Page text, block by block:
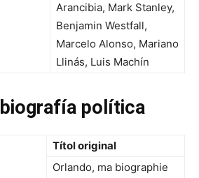
Arancibia, Mark Stanley,
Benjamin Westfall,
Marcelo Alonso, Mariano
Llinás, Luis Machín
política
Títol original
Orlando, ma biographie